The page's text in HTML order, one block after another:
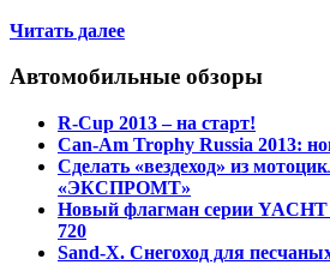
Читать далее
Автомобильные обзоры
R-Cup 2013 – на старт!
Can-Am Trophy Russia 2013:
Сделать «вездеход» из
«ЭКСПРОМТ»
Новый флагман серии
720
Sand-X. Снегоход для